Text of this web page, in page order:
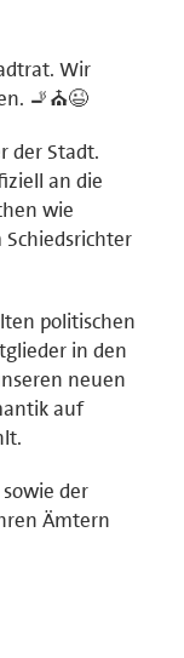
Wir
🚬⛪😉
der Stadt.
an die
wie
politischen
in den
neuen
auf
der
Ämtern